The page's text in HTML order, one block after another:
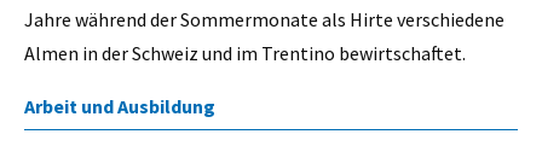
Jahre während der Sommermonate als Hirte verschiedene
Almen in der Schweiz und im Trentino bewirtschaftet.
Arbeit und Ausbildung